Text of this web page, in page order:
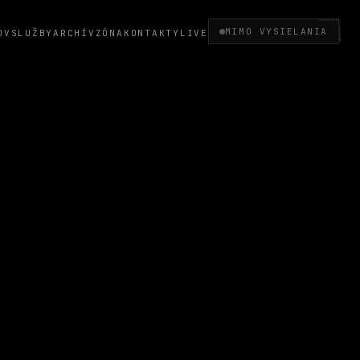
SLUŽBY ARCHÍV ZÓNA KONTAKTY LIVE MIMO VYSIELANIA